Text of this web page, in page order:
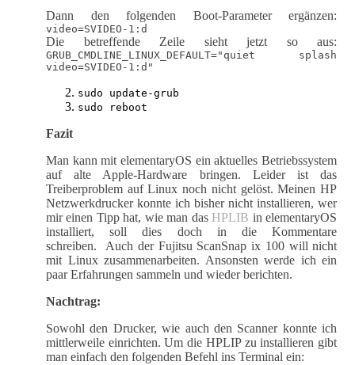
Dann den folgenden Boot-Parameter ergänzen:
video=SVIDEO-1:d
Die betreffende Zeile sieht jetzt so aus:
GRUB_CMDLINE_LINUX_DEFAULT="quiet splash
video=SVIDEO-1:d"
sudo update-grub
sudo reboot
Fazit
Man kann mit elementaryOS ein aktuelles Betriebssystem
auf alte Apple-Hardware bringen. Leider ist das
Treiberproblem auf Linux noch nicht gelöst. Meinen HP
Netzwerkdrucker konnte ich bisher nicht installieren, wer
mir einen Tipp hat, wie man das HPLIB in elementaryOS
installiert, soll dies doch in die Kommentare
schreiben. Auch der Fujitsu ScanSnap ix 100 will nicht
mit Linux zusammenarbeiten. Ansonsten werde ich ein
paar Erfahrungen sammeln und wieder berichten.
Nachtrag:
Sowohl den Drucker, wie auch den Scanner konnte ich
mittlerweile einrichten. Um die HPLIP zu installieren gibt
man einfach den folgenden Befehl ins Terminal ein: